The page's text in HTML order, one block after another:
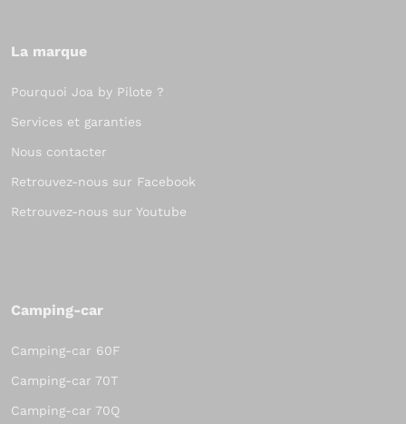
La marque
Pourquoi Joa by Pilote ?
Services et garanties
Nous contacter
Retrouvez-nous sur Facebook
Retrouvez-nous sur Youtube
Camping-car
Camping-car 60F
Camping-car 70T
Camping-car 70Q